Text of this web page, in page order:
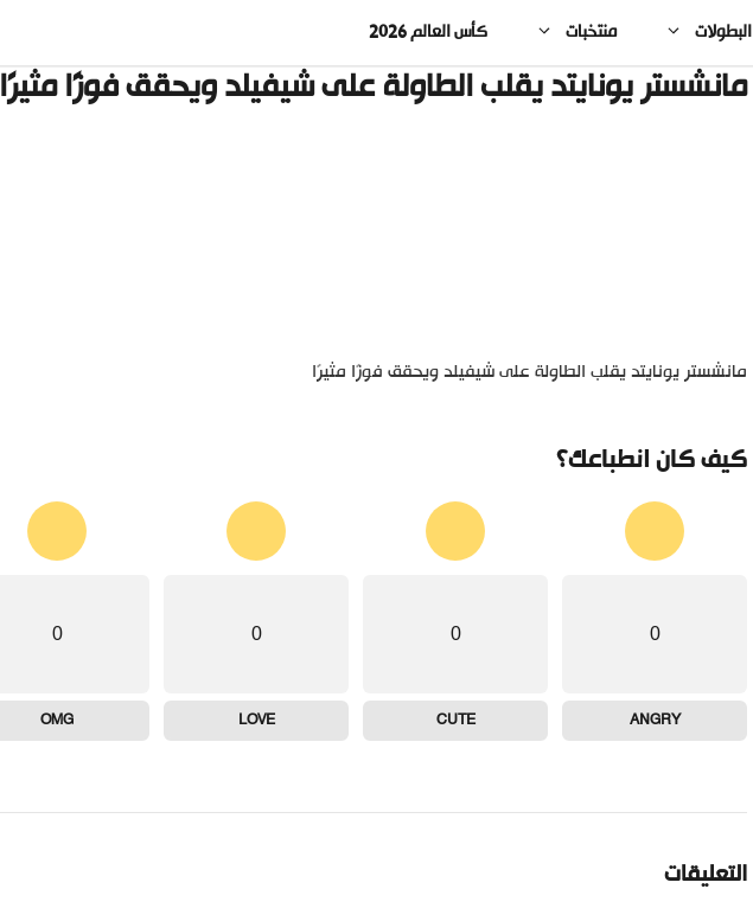
البطولات منتخبات كأس العالم 2026
مانشستر يونايتد يقلب الطاولة على شيفيلد ويحقق فوزًا مثيرًا
مانشستر يونايتد يقلب الطاولة على شيفيلد ويحقق فوزًا مثيرًا
كيف كان انطباعك؟
0
ANGRY
0
CUTE
0
LOVE
0
OMG
التعليقات